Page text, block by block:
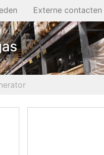
Externe contacten